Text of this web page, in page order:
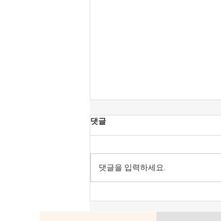
[공언련 성명] KBS 진미위에
선됐다. 언론노조가 민주당이 추천
한 오태규 이사를 그렇게 공격하더
댓글
댓글을 입력하세요.